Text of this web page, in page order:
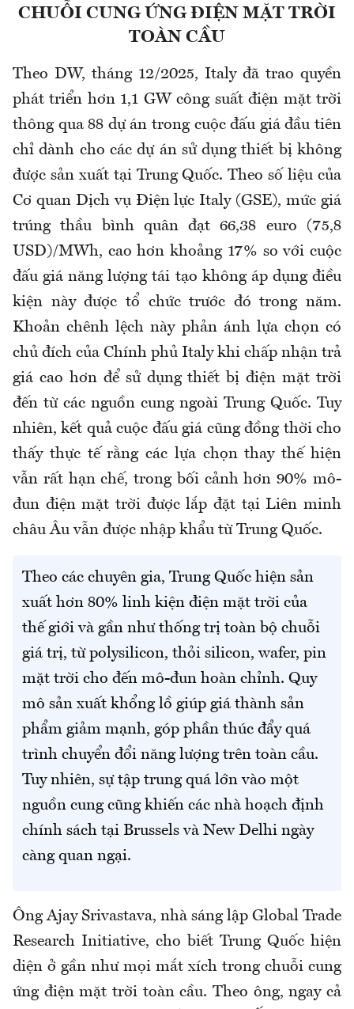
CHUỖI CUNG ỨNG ĐIỆN MẶT TRỜI
TOÀN CẦU
Theo DW, tháng 12/2025, Italy đã trao quyền
phát triển hơn 1,1 GW công suất điện mặt trời
thông qua 88 dự án trong cuộc đấu giá đầu tiên
chỉ dành cho các dự án sử dụng thiết bị không
được sản xuất tại Trung Quốc. Theo số liệu của
Cơ quan Dịch vụ Điện lực Italy (GSE), mức giá
trúng thầu bình quân đạt 66,38 euro (75,8
USD)/MWh, cao hơn khoảng 17% so với cuộc
đấu giá năng lượng tái tạo không áp dụng điều
kiện này được tổ chức trước đó trong năm.
Khoản chênh lệch này phản ánh lựa chọn có
chủ đích của Chính phủ Italy khi chấp nhận trả
giá cao hơn để sử dụng thiết bị điện mặt trời
đến từ các nguồn cung ngoài Trung Quốc. Tuy
nhiên, kết quả cuộc đấu giá cũng đồng thời cho
thấy thực tế rằng các lựa chọn thay thế hiện
vẫn rất hạn chế, trong bối cảnh hơn 90% mô-
đun điện mặt trời được lắp đặt tại Liên minh
châu Âu vẫn được nhập khẩu từ Trung Quốc.
Theo các chuyên gia, Trung Quốc hiện sản
xuất hơn 80% linh kiện điện mặt trời của
thế giới và gần như thống trị toàn bộ chuỗi
giá trị, từ polysilicon, thỏi silicon, wafer, pin
mặt trời cho đến mô-đun hoàn chỉnh. Quy
mô sản xuất khổng lồ giúp giá thành sản
phẩm giảm mạnh, góp phần thúc đẩy quá
trình chuyển đổi năng lượng trên toàn cầu.
Tuy nhiên, sự tập trung quá lớn vào một
nguồn cung cũng khiến các nhà hoạch định
chính sách tại Brussels và New Delhi ngày
càng quan ngại.
Ông Ajay Srivastava, nhà sáng lập Global Trade
Research Initiative, cho biết Trung Quốc hiện
diện ở gần như mọi mắt xích trong chuỗi cung
ứng điện mặt trời toàn cầu. Theo ông, ngay cả